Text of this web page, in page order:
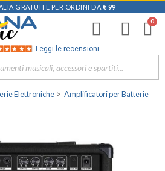
GRATUITE PER ORDINI DA € 99
Leggi le recensioni
Elettroniche
Amplificatori per Batterie